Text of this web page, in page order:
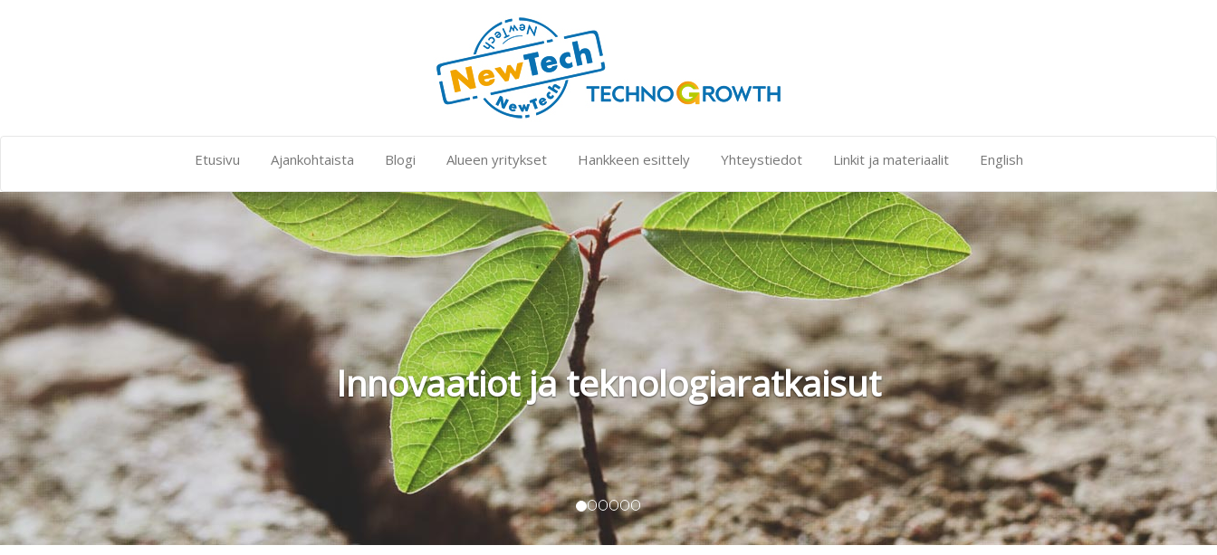
Etusivu Ajankohtaista Blogi Alueen yritykset Hankkeen esittely Yhteystiedot Linkit ja materiaalit English
Innovaatiot ja teknologiaratkaisut